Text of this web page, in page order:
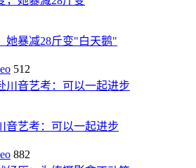
她暴减28斤变"白天鹅"
512
音艺考：可以一起进步
882